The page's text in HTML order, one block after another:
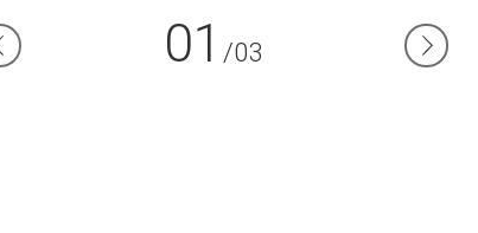
01 /03